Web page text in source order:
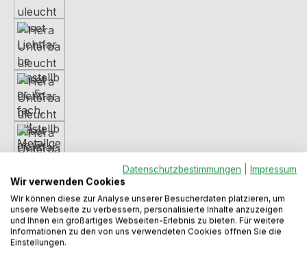
Regulärer Preis:
121,99 €
Datenschutzbestimmungen
Impressum
Wir verwenden Cookies
Wir können diese zur Analyse unserer Besucherdaten platzieren, um
unsere Webseite zu verbessern, personalisierte Inhalte anzuzeigen
und Ihnen ein großartiges Webseiten-Erlebnis zu bieten. Für weitere
Informationen zu den von uns verwendeten Cookies öffnen Sie die
Einstellungen.